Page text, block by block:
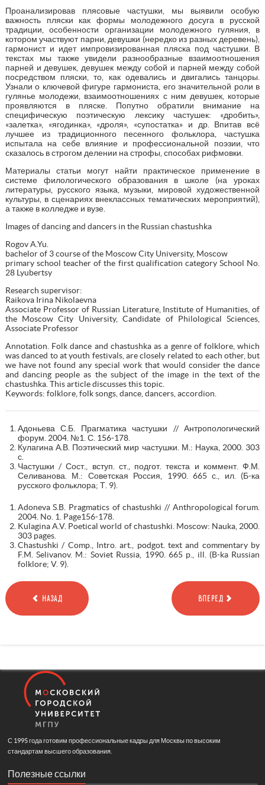
Проанализировав плясовые частушки, мы выявили особую
важность пляски как формы молодежного досуга в русской
традиции, особенности организации молодежного гуляния, в
котором участвуют парни, девушки (нередко из разных деревень),
гармонист и идет импровизированная пляска под частушки. В
текстах мы также увидели разнообразные взаимоотношения
парней и девушек, девушек между собой и парней между собой
посредством пляски, то, как одевались и двигались танцоры.
Узнали о ключевой фигуре гармониста, его значительной роли в
гулянье молодежи, взаимоотношениях с ним девушек, которые
проявляются в пляске. Попутно обратили внимание на
специфическую поэтическую лексику частушек: «дробить»,
«залетка», «ягодинка», «дроля», «супостатка» и др. Впитав всё
лучшее из традиционного песенного фольклора, частушка
испытала на себе влияние и профессиональной поэзии, что
сказалось в строгом делении на строфы, способах рифмовки.
Материалы статьи могут найти практическое применение в
системе филологического образования в школе (на уроках
литературы, русского языка, музыки, мировой художественной
культуры, в сценариях внеклассных тематических мероприятий),
а также в колледже и вузе.
Images of dancing and dancers in the Russian chastushka
Rogov A.Yu.
bachelor of 3 course of the Moscow City University, Moscow
primary school teacher of the first qualification category School No.
28 Lyubertsy
Research supervisor:
Raikova Irina Nikolaevna
Associate Professor of Russian Literature, Institute of Humanities, of
the Moscow City University, Candidate of Philological Sciences,
Associate Professor
Annotation. Folk dance and chastushka as a genre of folklore, which
was danced to at youth festivals, are closely related to each other, but
we have not found any special work that would consider the dance
and dancing people as the subject of the image in the text of the
chastushka. This article discusses this topic.
Keywords: folklore, folk songs, dance, dancers, accordion.
Адоньева С.Б. Прагматика частушки // Антропологический
форум. 2004. №1. С. 156-178.
Кулагина А.В. Поэтический мир частушки. М.: Наука, 2000. 303
с.
Частушки / Сост., вступ. ст., подгот. текста и коммент. Ф.М.
Селиванова. М.: Советская Россия, 1990. 665 с., ил. (Б-ка
русского фольклора; Т. 9).
Adoneva S.B. Pragmatics of chastushki // Anthropological forum.
2004. No. 1. Page156-178.
Kulagina A.V. Poetical world of chastushki. Moscow: Nauka, 2000.
303 pages.
Chastushki / Comp., Intro. art., podgot. text and commentary by
F.M. Selivanov. M.: Soviet Russia, 1990. 665 p., ill. (B-ka Russian
folklore; V. 9).
НАЗАД ВПЕРЕД
С 1995 года готовим профессиональные кадры для Москвы по высоким
стандартам высшего образования.
Полезные ссылки